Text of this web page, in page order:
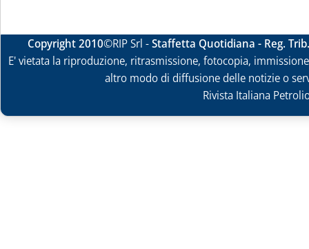
Copyright 2010©RIP Srl -Staffetta Quotidiana - Reg.
E' vietata la riproduzione, ritrasmissione, fotocopia,
altro modo di diffusione delle notizie o
Rivista Italiana